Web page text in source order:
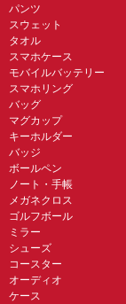
パンツ
スウェット
タオル
スマホケース
モバイルバッテリー
スマホリング
バッグ
マグカップ
キーホルダー
バッジ
ボールペン
ノート・手帳
メガネクロス
ゴルフボール
ミラー
シューズ
コースター
オーディオ
ケース